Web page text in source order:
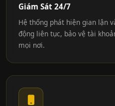
Giám Sát 24/7
Hệ thống phát hiện gian lận
động liên tục, bảo vệ tài
mọi nơi.